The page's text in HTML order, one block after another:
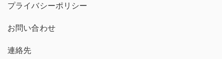
プライバシーポリシー
お問い合わせ
連絡先